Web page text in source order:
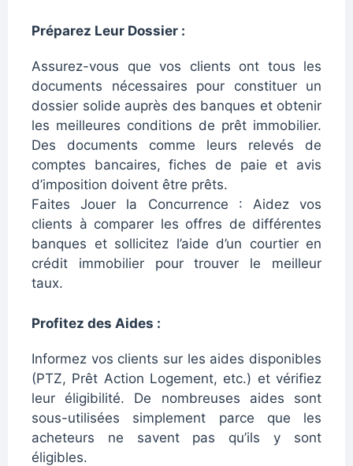
Préparez Leur Dossier :
Assurez-vous que vos clients ont tous les
documents nécessaires pour constituer un
dossier solide auprès des banques et obtenir
les meilleures conditions de prêt immobilier.
Des documents comme leurs relevés de
comptes bancaires, fiches de paie et avis
d’imposition doivent être prêts.
Faites Jouer la Concurrence : Aidez vos
clients à comparer les offres de différentes
banques et sollicitez l’aide d’un courtier en
crédit immobilier pour trouver le meilleur
taux.
Profitez des Aides :
Informez vos clients sur les aides disponibles
(PTZ, Prêt Action Logement, etc.) et vérifiez
leur éligibilité. De nombreuses aides sont
sous-utilisées simplement parce que les
acheteurs ne savent pas qu’ils y sont
éligibles.